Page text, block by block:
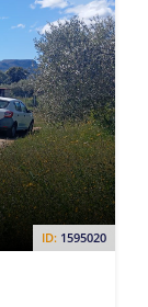
ID: 1595020